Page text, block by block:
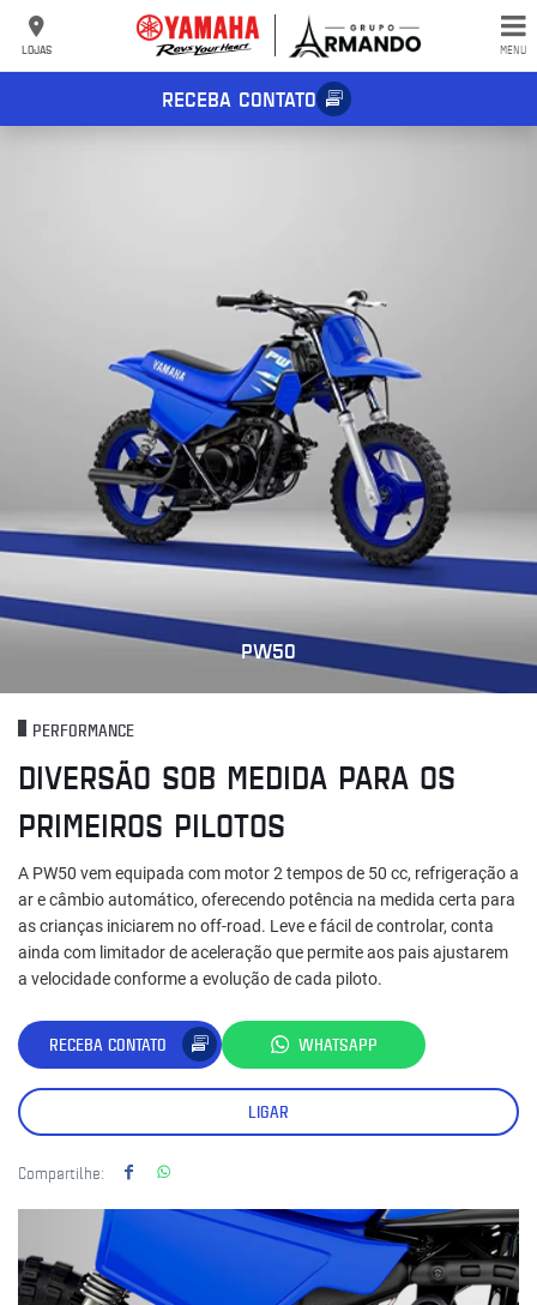
LOJAS MENU
RECEBA CONTATO
PW50
PERFORMANCE
DIVERSÃO SOB MEDIDA PARA OS
PRIMEIROS PILOTOS
A PW50 vem equipada com motor 2 tempos de 50 cc, refrigeração a
ar e câmbio automático, oferecendo potência na medida certa para
as crianças iniciarem no off-road. Leve e fácil de controlar, conta
ainda com limitador de aceleração que permite aos pais ajustarem
a velocidade conforme a evolução de cada piloto.
RECEBA CONTATO WHATSAPP
LIGAR
Compartilhe: